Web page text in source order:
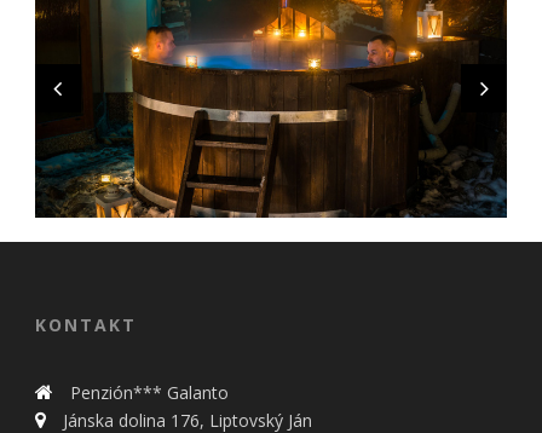
KONTAKT
Penzión*** Galanto
Jánska dolina 176, Liptovský Ján